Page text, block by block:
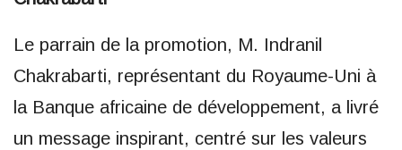
Le parrain de la promotion, M. Indranil
Chakrabarti, représentant du Royaume-Uni à
la Banque africaine de développement, a livré
un message inspirant, centré sur les valeurs